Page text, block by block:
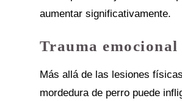
aumentar significativamente.
Trauma emocional
Más allá de las lesiones
mordedura de perro puede